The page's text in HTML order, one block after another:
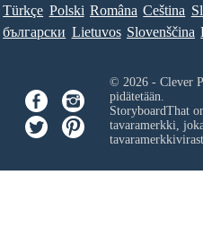
Türkçe Polski Româna Ceština
български Lietuvos Slovenščina
© 2026 - Clever
pidätetään.
StoryboardThat
tavaramerkki,